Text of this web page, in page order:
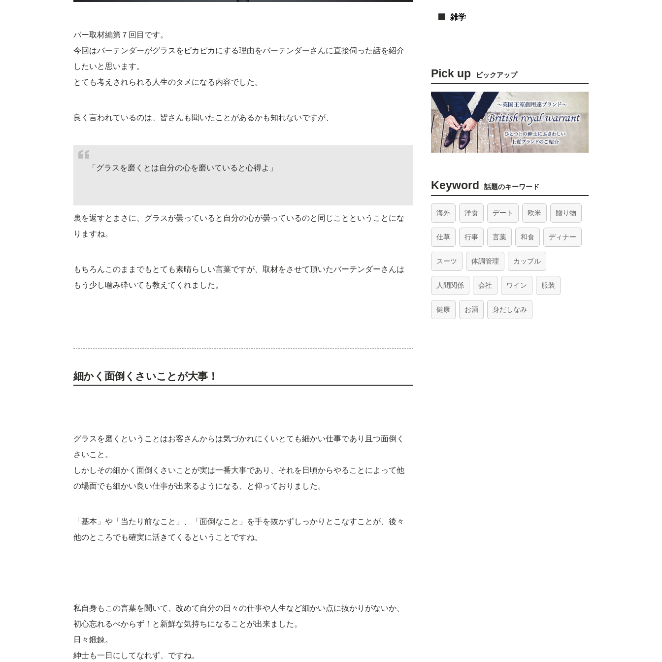
バー取材編第７回目です。
今回はバーテンダーがグラスをピカピカにする理由をバーテンダーさんに直接伺った話を紹介
したいと思います。
とても考えされられる人生のタメになる内容でした。
良く言われているのは、皆さんも聞いたことがあるかも知れないですが、
「グラスを磨くとは自分の心を磨いていると心得よ」
裏を返すとまさに、グラスが曇っていると自分の心が曇っているのと同じことということにな
りますね。
もちろんこのままでもとても素晴らしい言葉ですが、取材をさせて頂いたバーテンダーさんは
もう少し噛み砕いても教えてくれました。
細かく面倒くさいことが大事！
グラスを磨くということはお客さんからは気づかれにくいとても細かい仕事であり且つ面倒く
さいこと。
しかしその細かく面倒くさいことが実は一番大事であり、それを日頃からやることによって他
の場面でも細かい良い仕事が出来るようになる、と仰っておりました。
「基本」や「当たり前なこと」、「面倒なこと」を手を抜かずしっかりとこなすことが、後々
他のところでも確実に活きてくるということですね。
私自身もこの言葉を聞いて、改めて自分の日々の仕事や人生など細かい点に抜かりがないか、
初心忘れるべからず！と新鮮な気持ちになることが出来ました。
日々鍛錬。
紳士も一日にしてなれず、ですね。
雑学
Pick up ピックアップ
Keyword 話題のキーワード
海外 洋食 デート 欧米 贈り物
仕草 行事 言葉 和食 ディナー
スーツ 体調管理 カップル
人間関係 会社 ワイン 服装
健康 お酒 身だしなみ